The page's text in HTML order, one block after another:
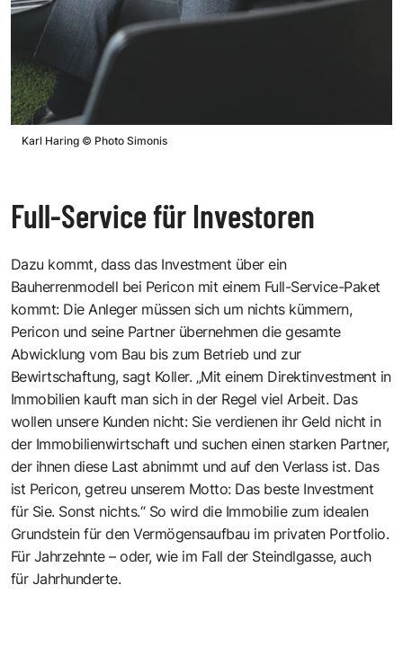
Karl Haring © Photo Simonis
Full-Service für Investoren
Dazu kommt, dass das Investment über ein
Bauherrenmodell bei Pericon mit einem Full-Service-Paket
kommt: Die Anleger müssen sich um nichts kümmern,
Pericon und seine Partner übernehmen die gesamte
Abwicklung vom Bau bis zum Betrieb und zur
Bewirtschaftung, sagt Koller. „Mit einem Direktinvestment in
Immobilien kauft man sich in der Regel viel Arbeit. Das
wollen unsere Kunden nicht: Sie verdienen ihr Geld nicht in
der Immobilienwirtschaft und suchen einen starken Partner,
der ihnen diese Last abnimmt und auf den Verlass ist. Das
ist Pericon, getreu unserem Motto: Das beste Investment
für Sie. Sonst nichts.“ So wird die Immobilie zum idealen
Grundstein für den Vermögensaufbau im privaten Portfolio.
Für Jahrzehnte – oder, wie im Fall der Steindlgasse, auch
für Jahrhunderte.